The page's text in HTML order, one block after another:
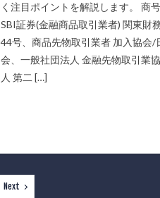
く注目ポイントを解説します。 商
SBI証券(金融商品取引業者) 関東財
44号、商品先物取引業者 加入協会/
会、一般社団法人 金融先物取引業
人 第二 […]
Next